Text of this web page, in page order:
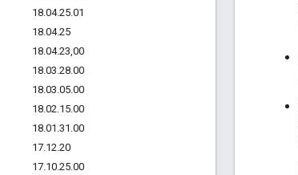
18.04.25.01
18.04.25
18.04.23,00
18.03.28.00
18.03.05.00
18.02.15.00
18.01 .31 .00
17.12.20
17.10.25.00